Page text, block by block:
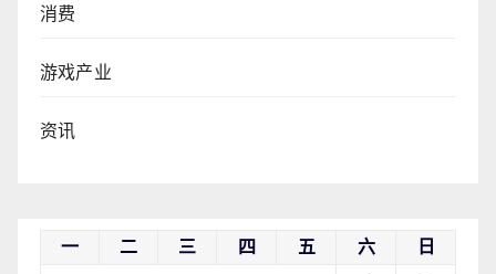
消费
游戏产业
资讯
一 二 三 四 五 六 日